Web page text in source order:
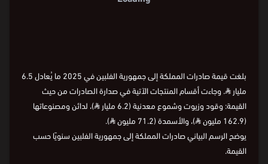
بلغت قيمة صادرات المملكة إلى جمهورية الفلبين في 2025 ما يُعادل 6.5
مليار⃁. وجاءت أقسام المنتجات الآتية في صدارة الصادرات من حيث
القيمة: وقود وزيوت وشموع معدنية (6.2 مليار
⃁)، لدائن ومصنوعاتها
(162.9 مليون
⃁)، والأسمدة (71.2 مليون ⃁
).
يوضح الرسم البياني صادرات المملكة إلى جمهورية الفلبين سنويًا حسب
القيمة.